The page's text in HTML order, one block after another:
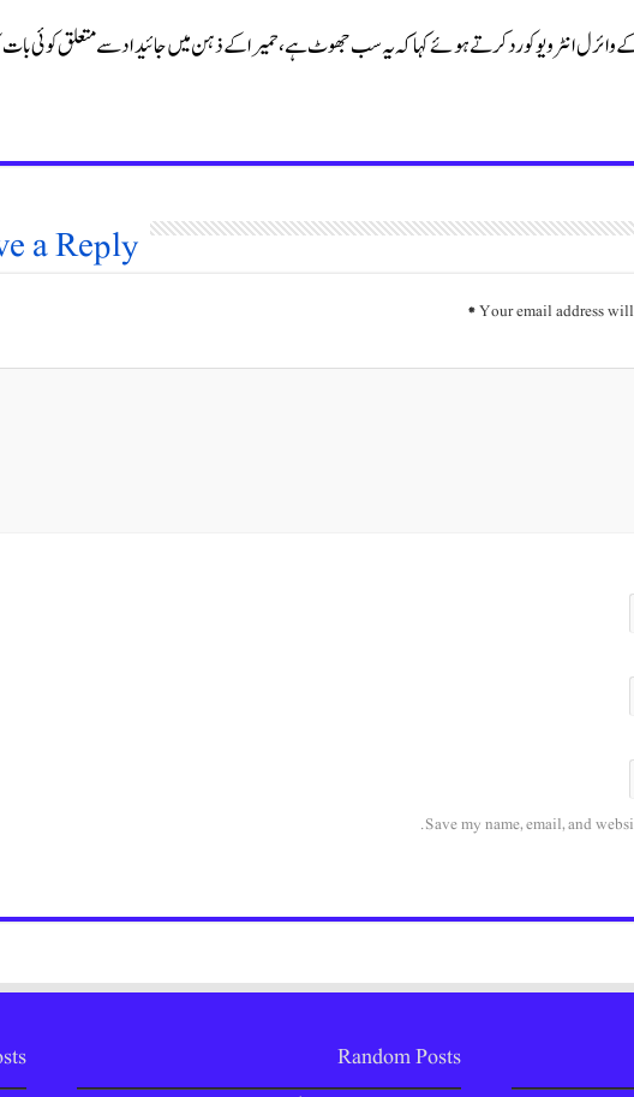
انٹرویو کو رد کرتے ہوئے کہا کہ یہ سب جھوٹ ہے، حمیرا کے ذہن میں جائیداد سے متعلق کوئی
a Reply
Your email address
*
Save my name, email, and
Random Posts